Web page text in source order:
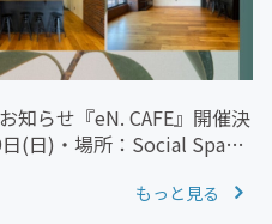
知らせ『eN. CAFE』開催決
(日)・場所：Social Space
もっと見る